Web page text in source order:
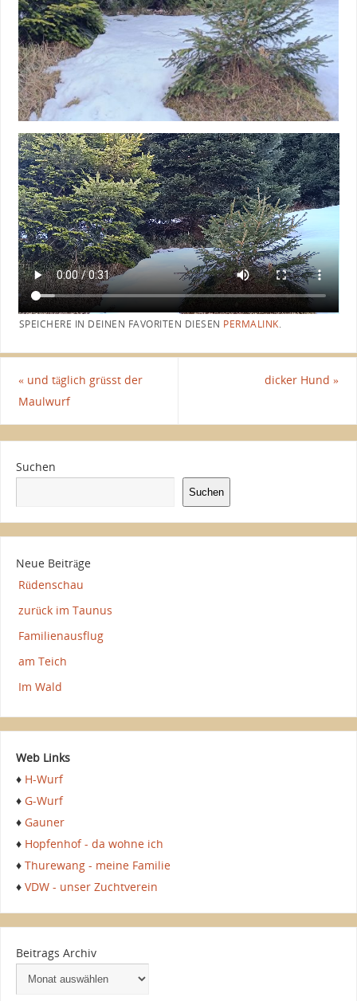
SPEICHERE IN DEINEN FAVORITEN DIESEN PERMALINK.
«und täglich grüsst der
Maulwurf
dicker Hund»
Suchen
Suchen
Neue Beiträge
Rüdenschau
zurück im Taunus
Familienausflug
am Teich
Im Wald
Web Links
♦ H-Wurf
♦ G-Wurf
♦ Gauner
♦ Hopfenhof - da wohne ich
♦ Thurewang - meine Familie
♦ VDW - unser Zuchtverein
Beitrags Archiv